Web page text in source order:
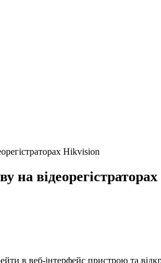
Hikvision
на
в веб-інтерфейс пристрою та